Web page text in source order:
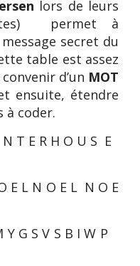
lors de leurs
permet à
secret du
table est assez
d’un MOT
ensuite, étendre
à coder.
N T E R H O U S E
E L N O E L N O E
S V S B I W P